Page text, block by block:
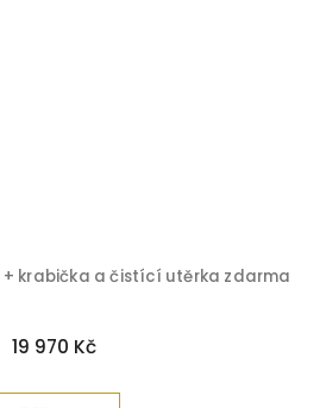
+ krabička a čistící utěrka zdarma
19 970 Kč